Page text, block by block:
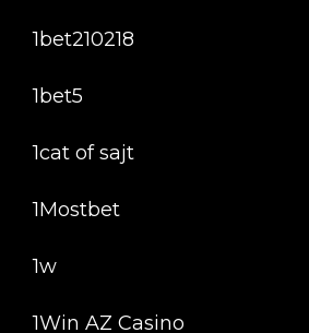
1bet210218
1bet5
1cat of sajt
1Mostbet
1w
1Win AZ Casino